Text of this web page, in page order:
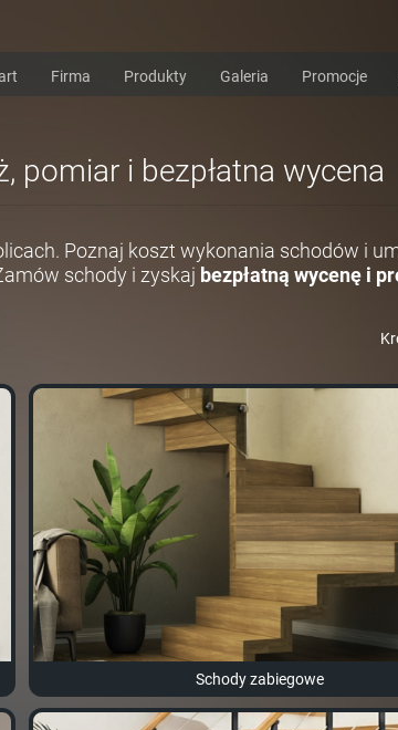
Firma Produkty Galeria Promocje
pomiar i bezpłatna wycena
Poznaj koszt wykonania schodów i
schody i zyskaj bezpłatną wycenę i
Schody zabiegowe